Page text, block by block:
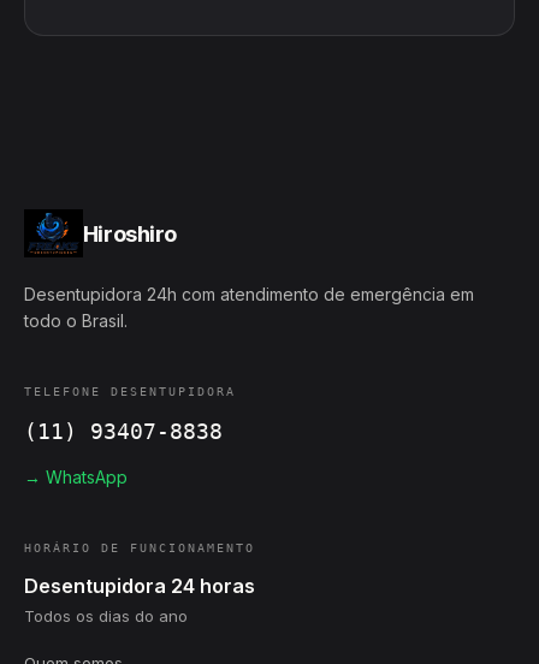
Hiroshiro
Desentupidora 24h com atendimento de emergência em
todo o Brasil.
TELEFONE DESENTUPIDORA
(11) 93407-8838
→ WhatsApp
HORÁRIO DE FUNCIONAMENTO
Desentupidora 24 horas
Todos os dias do ano